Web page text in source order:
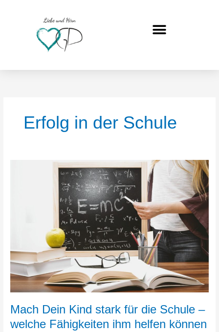
Erfolg in der Schule
Mach Dein Kind stark für die Schule –
welche Fähigkeiten ihm helfen können
welche
Fähigkeiten
ihm
helfen
können
und
wie
Du